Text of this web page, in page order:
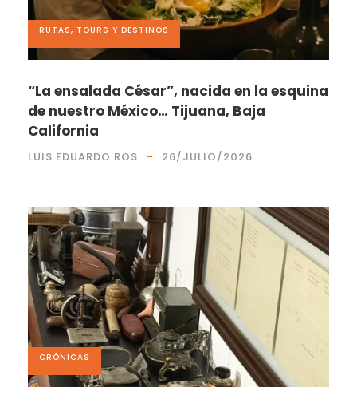
RUTAS, TOURS Y DESTINOS
“La ensalada César”, nacida en la esquina
de nuestro México… Tijuana, Baja
California
LUIS EDUARDO ROS 26/JULIO/2026
CRÓNICAS